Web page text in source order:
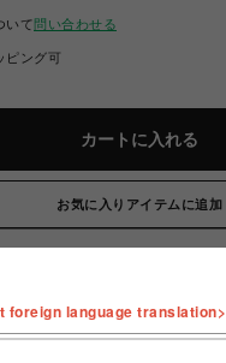
いて問い合わせる
ピング可
カートに入れる
お気に入りアイテムに追加
foreign language translation>